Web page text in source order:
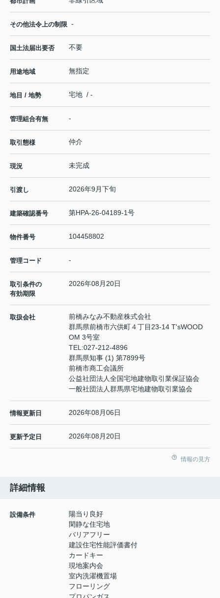
その他法令上の制限 -
国土法届出要否 不要
用途地域 無指定
地目 / 地勢 宅地 / -
管理組合有無 -
取引態様 仲介
現況 未完成
引渡し 2026年9月下旬
建築確認番号 第HPA‐26-04189-1号
物件番号 104458802
管理コード -
取引条件の
有効期限
2026年08月20日
取扱会社
前橋みなみ不動産株式会社
群馬県前橋市六供町４丁目23‐14 T'sWOOD
OM 3号室
TEL:027-212-4896
群馬県知事 (1) 第7899号
前橋市商工会議所
公益社団法人全国宅地建物取引業保証協会
一般社団法人群馬県宅地建物取引業協会
情報更新日 2026年08月06日
更新予定日 2026年08月20日
情報の見方
詳細情報
設備条件
陽当り良好
閑静な住宅地
バリアフリー
建設住宅性能評価書付
カードキー
現地案内会
室内洗濯機置場
フローリング
プロパンガス